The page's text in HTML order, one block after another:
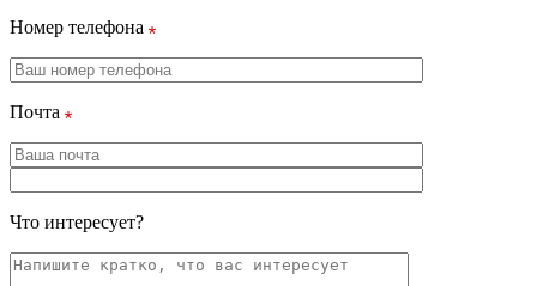
Номер телефона
Почта
Что интересует?